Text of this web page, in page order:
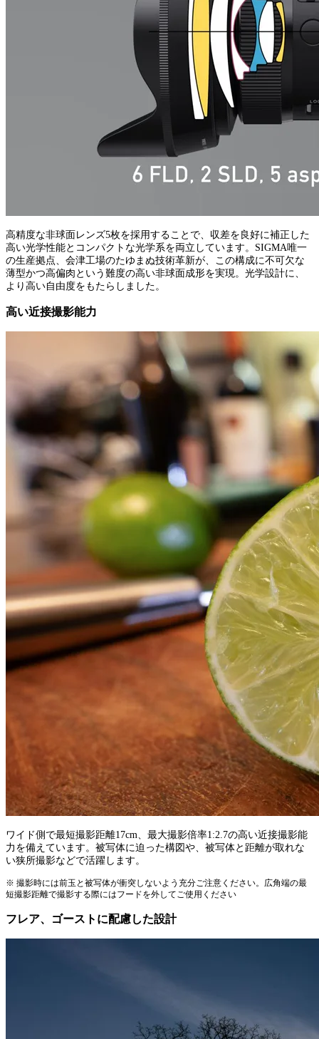
高精度な非球面レンズ5枚を採用することで、収差を良好に補正した
高い光学性能とコンパクトな光学系を両立しています。SIGMA唯一
の生産拠点、会津工場のたゆまぬ技術革新が、この構成に不可欠な
薄型かつ高偏肉という難度の高い非球面成形を実現。光学設計に、
より高い自由度をもたらしました。
高い近接撮影能力
ワイド側で最短撮影距離17cm、最大撮影倍率1:2.7の高い近接撮影能
力を備えています。被写体に迫った構図や、被写体と距離が取れな
い狭所撮影などで活躍します。
※ 撮影時には前玉と被写体が衝突しないよう充分ご注意ください。広角端の最
短撮影距離で撮影する際にはフードを外してご使用ください
フレア、ゴーストに配慮した設計